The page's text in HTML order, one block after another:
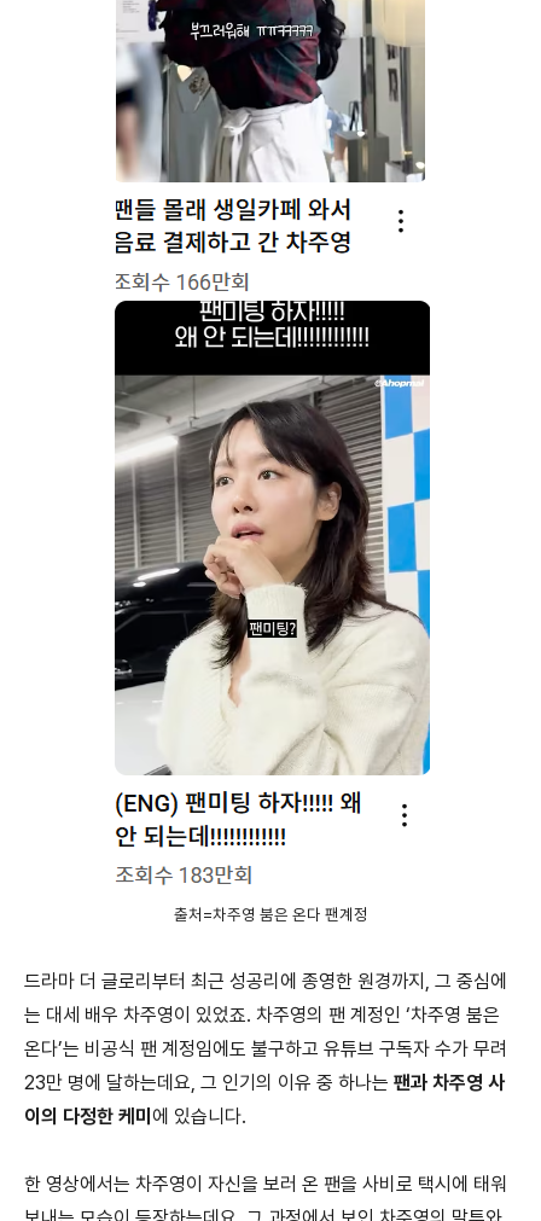
출처=차주영 붐은 온다 팬계정
드라마 더 글로리부터 최근 성공리에 종영한 원경까지, 그 중심에
는 대세 배우 차주영이 있었죠. 차주영의 팬 계정인 ‘차주영 붐은
온다’는 비공식 팬 계정임에도 불구하고 유튜브 구독자 수가 무려
23만 명에 달하는데요, 그 인기의 이유 중 하나는 팬과 차주영 사
이의 다정한 케미 에 있습니다.
한 영상에서는 차주영이 자신을 보러 온 팬을 사비로 택시에 태워